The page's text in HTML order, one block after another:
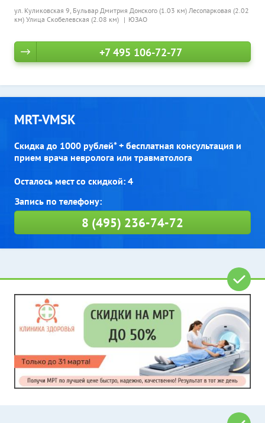
ул. Куликовская 9, Бульвар Дмитрия Донского (1.03 км) Лесопарковая (2.02
км) Улица Скобелевская (2.08 км) ЮЗАО
+7 495 106-72-77
MRT-VMSK
Скидка до 1000 рублей* + бесплатная консультация и
прием врача невролога или травматолога
Осталось мест со скидкой: 4
8 (495) 236-74-72